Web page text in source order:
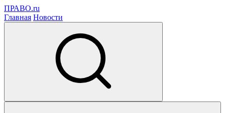
ПРАВО.ru
Главная Новости